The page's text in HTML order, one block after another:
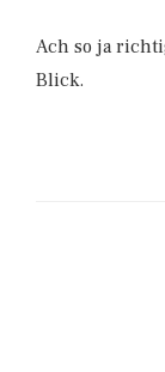
Ach so ja
Blick.